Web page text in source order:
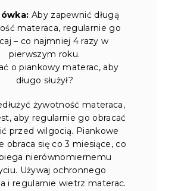
Aby zapewnić długą
materaca, regularnie go
– co najmniej 4 razy w
pierwszym roku.
o piankowy materac, aby
długo służył?
żywotność materaca,
aby regularnie go obracać
przed wilgocią. Piankowe
obraca się co 3 miesiące, co
nierównomiernemu
Używaj ochronnego
i regularnie wietrz materac.